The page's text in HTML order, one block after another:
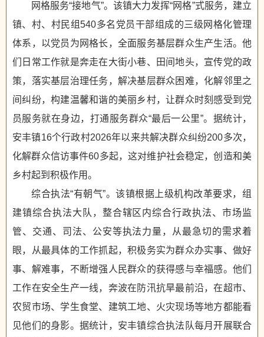
网格服务“接地气”。该镇大力发挥“网格”式服务，建立
镇、村、村民组540多名党员干部组成的三级网格化管理
体系，以党员为网格长，全面服务基层群众生产生活。他
们日常工作就是奔走在大街小巷、田间地头，宣传党的政
策，落实基层治理任务，解决基层群众困难，化解邻里之
间纠纷，构建温馨和谐的美丽乡村，让群众时刻感受到党
员服务就在身边，打通服务群众“最后一公里”。据统计，
安丰镇16个行政村2026年以来共解决群众纠纷200多次，
化解群众信访事件60多起，这对维护社会稳定，创造和美
乡村起到积极作用。
综合执法“有朝气”。该镇根据上级机构改革要求，组
建镇综合执法大队，整合辖区内综合行政执法、市场监
管、交通、司法、公安等执法力量，从最急切的需求着
眼，从最具体的工作抓起，积极务实为群众办实事、做好
事、解难事，不断增强人民群众的获得感与幸福感。他们
工作在安全生产一线，奔波在防汛抗旱最前沿，在超市、
农贸市场、学生食堂、建筑工地、火灾现场等地方都能看
见他们的身影。据统计，安丰镇综合执法队每月开展联合